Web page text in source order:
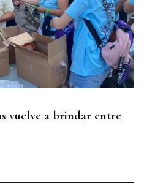
vuelve a brindar entre